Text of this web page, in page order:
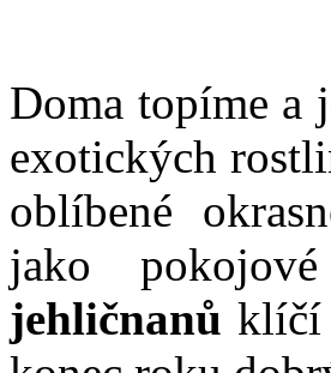
Doma topíme a
exotických
oblíbené
jako
jehličnanů klíčí